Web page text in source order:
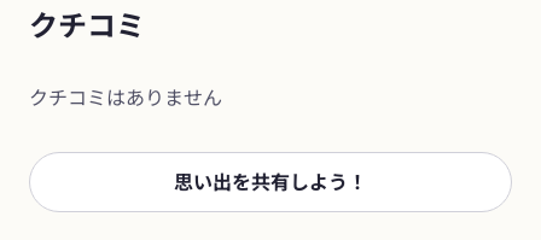
クチコミ
クチコミはありません
思い出を共有しよう！